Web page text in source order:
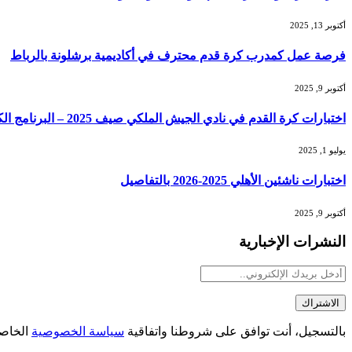
أكتوبر 13, 2025
فرصة عمل كمدرب كرة قدم محترف في أكاديمية برشلونة بالرباط
أكتوبر 9, 2025
اختبارات كرة القدم في نادي الجيش الملكي صيف 2025 – البرنامج الكامل وطريقة التقديم
يوليو 1, 2025
اختبارات ناشئين الأهلي 2025-2026 بالتفاصيل
أكتوبر 9, 2025
النشرات الإخبارية
بالتسجيل، أنت توافق على شروطنا واتفاقية سياسة الخصوصية